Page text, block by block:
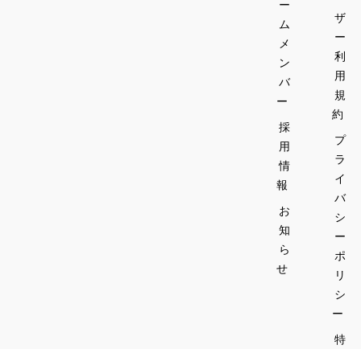
ー
ム
メ
ン
バ
ー
採
用
情
報
お
知
ら
せ
ザ
ー
利
用
規
約
プ
ラ
イ
バ
シ
ー
ポ
リ
シ
ー
特